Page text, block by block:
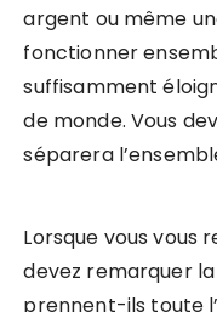
argent ou même
fonctionner
suffisamment
de monde. Vous
séparera
Lorsque vous vous
devez remarquer la
prennent-ils toute